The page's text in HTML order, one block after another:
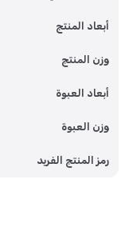
أبعاد المنتج
وزن المنتج
أبعاد العبوة
وزن العبوة
رمز المنتج الفريد